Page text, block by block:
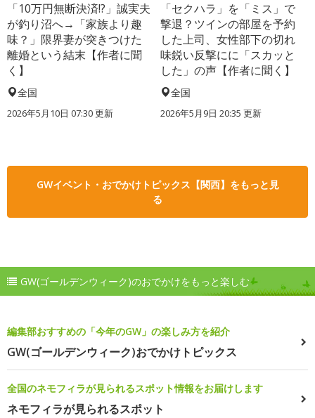
「10万円無断決済!?」誠実夫
が釣り沼へ→「家族より趣
味？」限界妻が突きつけた
離婚という結末【作者に聞
く】
全国
2026年5月10日 07:30 更新
「セクハラ」を「ミス」で
撃退？ツインの部屋を予約
した上司、女性部下の切れ
味鋭い反撃にに「スカッと
した」の声【作者に聞く】
全国
2026年5月9日 20:35 更新
GWイベント・おでかけトピックス【関西】をもっと見
る
GW(ゴールデンウィーク)のおでかけをもっと楽しむ
編集部おすすめの「今年のGW」の楽しみ方を紹介
GW(ゴールデンウィーク)おでかけトピックス
全国のネモフィラが見られるスポット情報をお届けします
ネモフィラが見られるスポット